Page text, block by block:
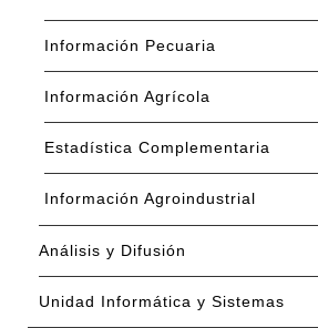
Información Pecuaria
Información Agrícola
Estadística Complementaria
Información Agroindustrial
Análisis y Difusión
Unidad Informática y Sistemas